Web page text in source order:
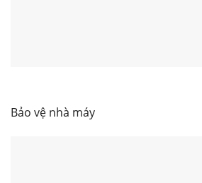
Bảo vệ nhà máy